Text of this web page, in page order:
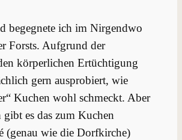
begegnete ich im Nirgendwo
Forsts. Aufgrund der
körperlichen Ertüchtigung
gern ausprobiert, wie
Kuchen wohl schmeckt. Aber
es das zum Kuchen
(genau wie die Dorfkirche)